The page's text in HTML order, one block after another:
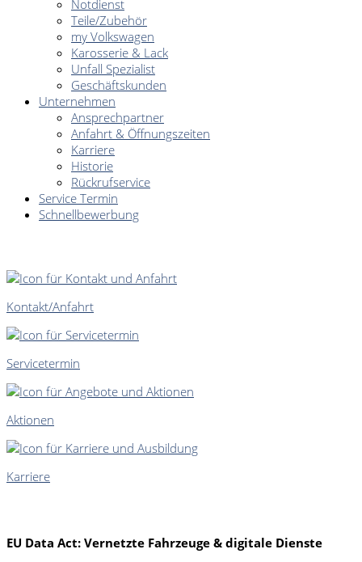
Notdienst
Teile/Zubehör
my Volkswagen
Karosserie & Lack
Unfall Spezialist
Geschäftskunden
Unternehmen
Ansprechpartner
Anfahrt & Öffnungszeiten
Karriere
Historie
Rückrufservice
Service Termin
Schnellbewerbung
Kontakt/Anfahrt
Servicetermin
Aktionen
Karriere
EU Data Act: Vernetzte Fahrzeuge & digitale Dienste